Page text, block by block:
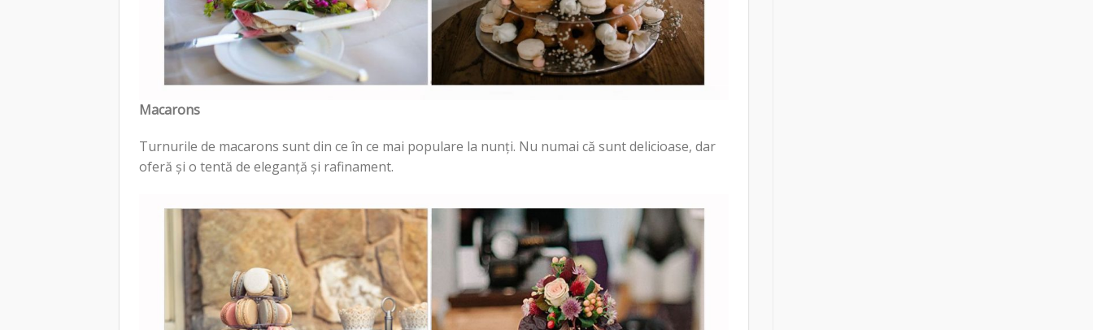
Macarons
Turnurile de macarons sunt din ce în ce mai populare la nunți. Nu numai că sunt delicioase, dar
oferă și o tentă de eleganță și rafinament.